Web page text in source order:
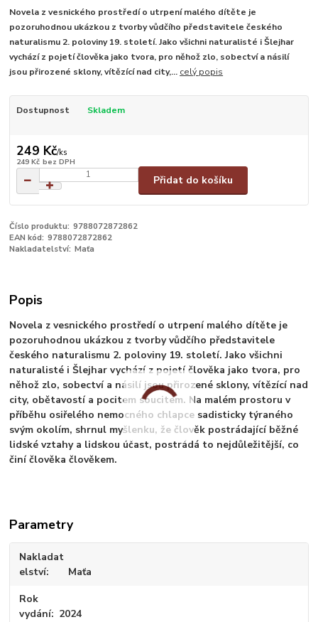
Novela z vesnického prostředí o utrpení malého dítěte je
pozoruhodnou ukázkou z tvorby vůdčího představitele českého
naturalismu 2. poloviny 19. století. Jako všichni naturalisté i Šlejhar
vychází z pojetí člověka jako tvora, pro něhož zlo, sobectví a násilí
jsou přirozené sklony, vítězící nad city,... celý popis
Dostupnost Skladem
249 Kč/ks
249 Kč bez DPH
Přidat do košíku
Číslo produktu: 9788072872862
EAN kód: 9788072872862
Nakladatelství: Maťa
Popis
Novela z vesnického prostředí o utrpení malého dítěte je
pozoruhodnou ukázkou z tvorby vůdčího představitele
českého naturalismu 2. poloviny 19. století. Jako všichni
naturalisté i Šlejhar vychází z pojetí člověka jako tvora, pro
něhož zlo, sobectví a násilí jsou přirozené sklony, vítězící nad
city, obětavostí a pocitem soucitem. Na malém prostoru v
příběhu osiřelého nemocného chlapce sadisticky týraného
svým okolím, shrnul myšlenku, že člověk postrádající běžné
lidské vztahy a lidskou účast, postrádá to nejdůležitější, co
činí člověka člověkem.
Parametry
Nakladat
elství
Maťa
Rok
vydání
2024